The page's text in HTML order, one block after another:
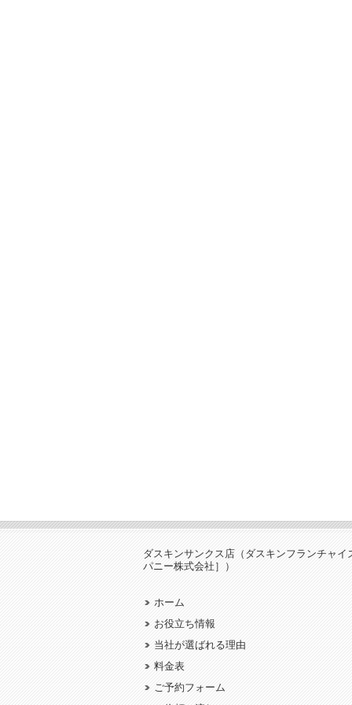
ダスキンサンクス店（ダスキンフランチャ
パニー株式会社］）
ホーム
お役立ち情報
当社が選ばれる理由
料金表
ご予約フォーム